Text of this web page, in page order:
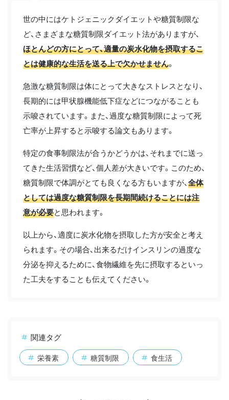
世の中にはケトジェニックダイエットや糖質制限な
ど、さまざまな糖質制限ダイエット法がありますが、
ほとんどの方にとって、適量の炭水化物を摂取するこ
とは健康的な生活を送る上で欠かせません。
急激な糖質制限は体にとって大きなストレスとなり、
長期的には甲状腺機能低下症などにつながることも
示唆されています。また、過度な糖質制限によって死
亡率が上昇すると示唆する論文もあります。
特定の食事制限法が合うかどうかは、それまでに送っ
てきた生活習慣など、個人差が大きいです。このため、
糖質制限で体調がとても良くなる方もいますが、全体
としては過度な糖質制限を長期間続けることには注
意が必要と思われます。
以上から、適度に炭水化物を摂取した方が安全と考え
られます。その場合、出来るだけインスリンの過度な
分泌を抑えるために、食物繊維を先に摂取するといっ
た工夫をすることも伝えてください。
関連タグ
栄養素 糖質制限 食生活